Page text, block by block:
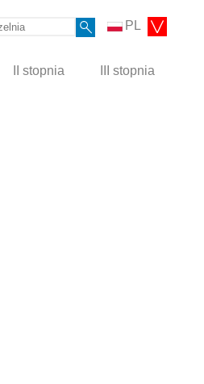
PL
II stopnia III stopnia